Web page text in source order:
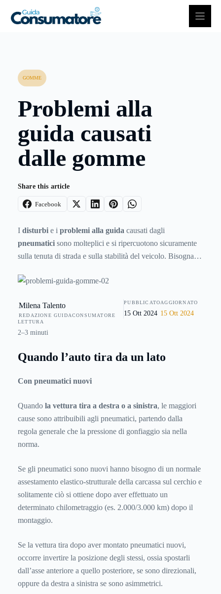
GOMME
Problemi alla
guida causati
dalle gomme
Share this article
Facebook
I disturbi e i problemi alla guida causati dagli
pneumatici sono molteplici e si ripercuotono sicuramente
sulla tenuta di strada e sulla stabilità del veicolo. Bisogna
pneumatici nuovi che usurati. Vediamo il perché.
Milena Talento
REDAZIONE GUIDACONSUMATORE
PUBBLICATO
15 Ott 2024
AGGIORNATO
15 Ott 2024
LETTURA
2–3 minuti
Quando l’auto tira da un lato
Con pneumatici nuovi
Quando la vettura tira a destra o a sinistra, le maggiori
cause sono attribuibili agli pneumatici, partendo dalla
regola generale che la pressione di gonfiaggio sia nella
norma.
Se gli pneumatici sono nuovi hanno bisogno di un normale
assestamento elastico-strutturale della carcassa sul cerchio e
solitamente ciò si ottiene dopo aver effettuato un
determinato chilometraggio (es. 2.000/3.000 km) dopo il
montaggio.
Se la vettura tira dopo aver montato pneumatici nuovi,
occorre invertire la posizione degli stessi, ossia spostarli
dall’asse anteriore a quello posteriore, se sono direzionali,
oppure da destra a sinistra se sono asimmetrici.